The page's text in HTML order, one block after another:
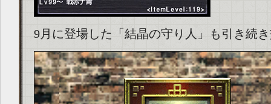
9月に登場した「結晶の守り人」も引き続